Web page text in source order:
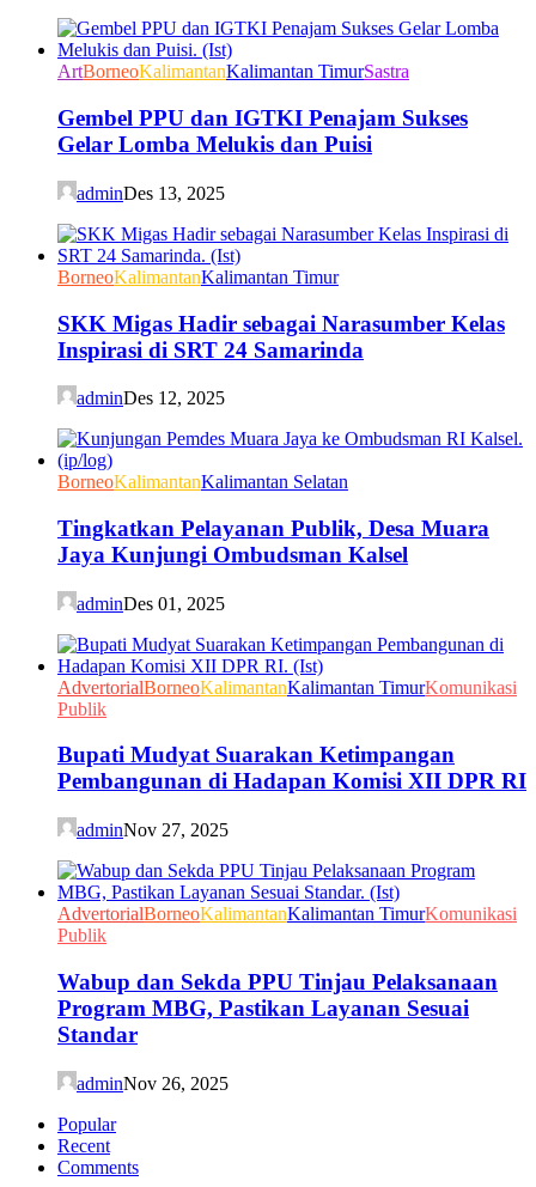
ArtBorneoKalimantanKalimantan TimurSastra
Gembel PPU dan IGTKI Penajam Sukses
Gelar Lomba Melukis dan Puisi
adminDes 13, 2025
BorneoKalimantanKalimantan Timur
SKK Migas Hadir sebagai Narasumber Kelas
Inspirasi di SRT 24 Samarinda
adminDes 12, 2025
BorneoKalimantanKalimantan Selatan
Tingkatkan Pelayanan Publik, Desa Muara
Jaya Kunjungi Ombudsman Kalsel
adminDes 01, 2025
AdvertorialBorneoKalimantanKalimantan TimurKomunikasi
Publik
Bupati Mudyat Suarakan Ketimpangan
Pembangunan di Hadapan Komisi XII DPR RI
adminNov 27, 2025
AdvertorialBorneoKalimantanKalimantan TimurKomunikasi
Publik
Wabup dan Sekda PPU Tinjau Pelaksanaan
Program MBG, Pastikan Layanan Sesuai
Standar
adminNov 26, 2025
Popular
Recent
Comments